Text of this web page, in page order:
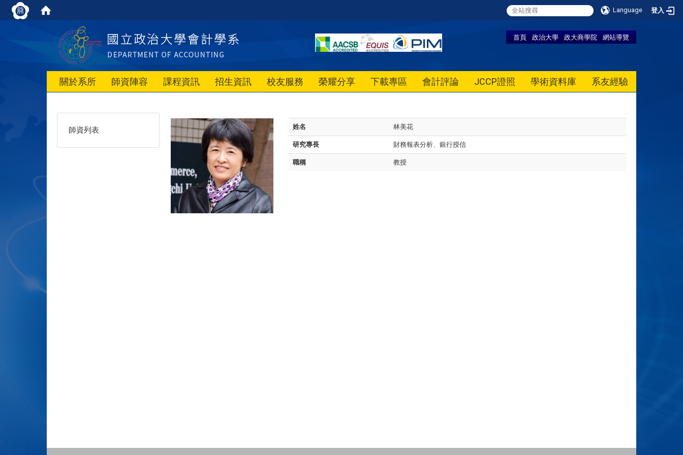
Language 登入
首頁 政治大學 政大商學院 網站導覽
關於系所 師資陣容 課程資訊 招生資訊 校友服務 榮耀分享 下載專區 會計評論 JCCP證照 學術資料庫 系友經驗
師資列表 姓名 林美花
研究專長 財務報表分析、銀行授信
職稱 教授